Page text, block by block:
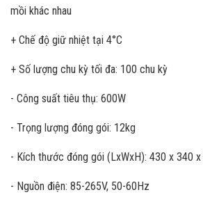
mồi khác nhau
+ Chế độ giữ nhiệt tại 4°C
+ Số lượng chu kỳ tối đa: 100 chu kỳ
- Công suất tiêu thụ: 600W
- Trọng lượng đóng gói: 12kg
- Kích thước đóng gói (LxWxH): 430 x 340
- Nguồn điện: 85-265V, 50-60Hz